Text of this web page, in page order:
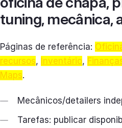
tuning, mecânica,
Páginas de referência:
recursos, Inventário,
Maps.
Mecânicos/detailers
Tarefas: publicar